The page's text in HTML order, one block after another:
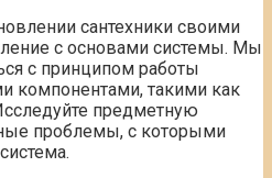
сантехники своими
с основами системы. Мы
с принципом работы
компонентами, такими как
предметную
проблемы, с которыми